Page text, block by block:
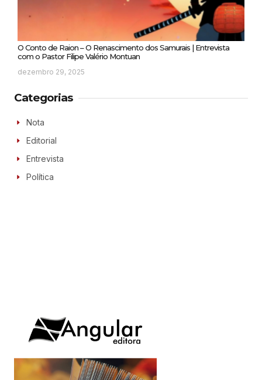
O Conto de Raion – O Renascimento dos Samurais | Entrevista
com o Pastor Filipe Valério Montuan
dezembro 29, 2025
Categorias
Nota
Editorial
Entrevista
Política